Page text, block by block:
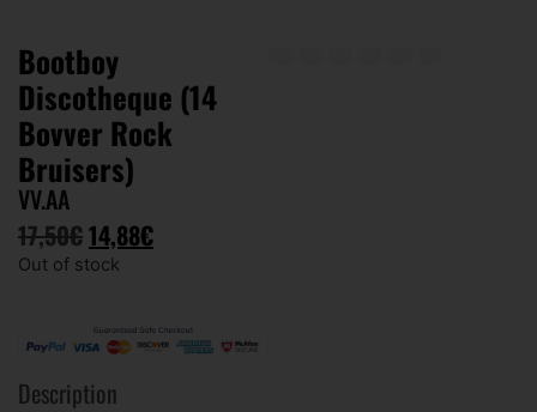
Bootboy
Discotheque (14
Bovver Rock
Bruisers)
VV.AA
17,50€14,88€
Out of stock
Description